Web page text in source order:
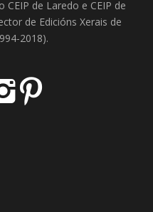
CEIP de Laredo e CEIP de
de Edicións Xerais de
2018).